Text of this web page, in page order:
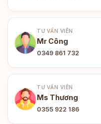
TƯ VẤN VIÊN
Mr Công
0349 861 732
TƯ VẤN VIÊN
Ms Thương
0355 922 186